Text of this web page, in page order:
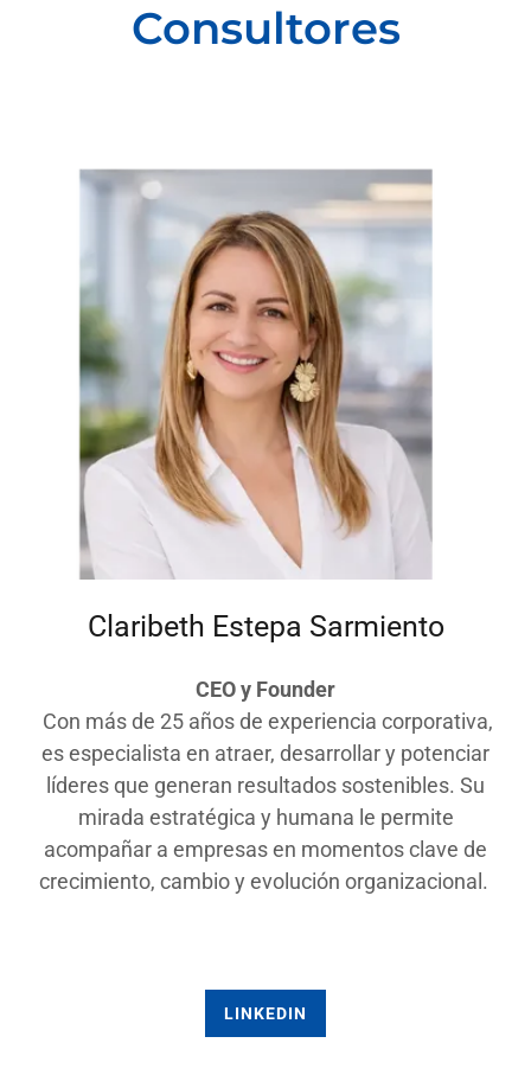
Consultores
Claribeth Estepa Sarmiento
CEO y Founder
Con más de 25 años de experiencia corporativa,
es especialista en atraer, desarrollar y potenciar
líderes que generan resultados sostenibles. Su
mirada estratégica y humana le permite
acompañar a empresas en momentos clave de
crecimiento, cambio y evolución organizacional.
LINKEDIN